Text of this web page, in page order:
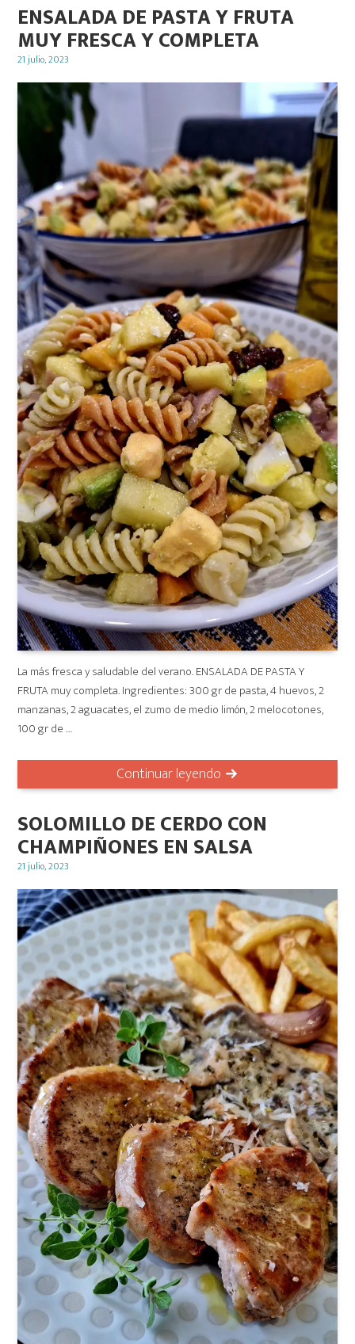
ENSALADA DE PASTA Y FRUTA
MUY FRESCA Y COMPLETA
Posted
21 julio, 2023
La más fresca y saludable del verano. ENSALADA DE PASTA Y
FRUTA muy completa. Ingredientes: 300 gr de pasta, 4 huevos, 2
manzanas, 2 aguacates, el zumo de medio limón, 2 melocotones,
100 gr de …
Continuar leyendo
SOLOMILLO DE CERDO CON
CHAMPIÑONES EN SALSA
Posted
21 julio, 2023